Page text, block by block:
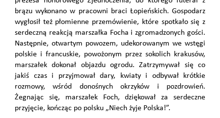
brązu wykonano w pracowni braci Łopieńskich. Gospodarz
wygłosił też płomienne przemówienie, które spotkało się z
serdeczną reakcją marszałka Focha i zgromadzonych gości.
Następnie, otwartym powozem, udekorowanym we wstęgi
polskie i francuskie, powożonym przez sokolich krakusów,
marszałek dokonał objazdu ogrodu. Zatrzymywał się co
jakiś czas i przyjmował dary, kwiaty i odbywał krótkie
rozmowy, wśród donośnych okrzyków i pozdrowień.
Żegnając się, marszałek Foch, dziękował za serdeczne
przyjęcie, kończąc po polsku „Niech żyje Polska!”.